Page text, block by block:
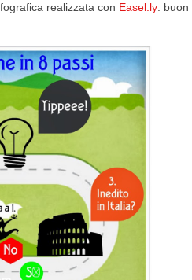
realizzata con Easel.ly: buon